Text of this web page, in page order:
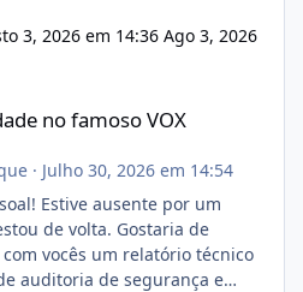
3, 2026 em 14:36 Ago 3, 2026
no famoso VOX
· Julho 30, 2026 em 14:54
Estive ausente por um
de volta. Gostaria de
vocês um relatório técnico
auditoria de segurança e